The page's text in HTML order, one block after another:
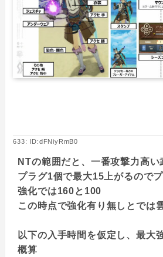
633: ID:dFNiyRmB0
NTの範囲だと、一番攻撃力高
プラグ1個で最大15上がるので
強化では160と100
この時点で強化有り無しとでは
以下の入手時間を仮定し、最大
概算